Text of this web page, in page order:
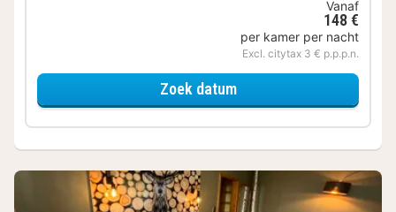
Vanaf
148 €
per kamer per nacht
Excl. citytax 3 € p.p.p.n.
Zoek datumvoor Harz Klassik